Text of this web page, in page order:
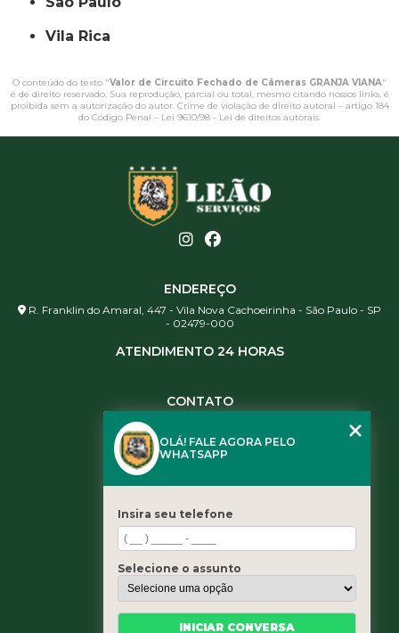
Vila Rica
O conteúdo do texto "Valor de Circuito Fechado de Câmeras GRANJA VIANA"
é de direito reservado. Sua reprodução, parcial ou total, mesmo citando nossos links, é
proibida sem a autorização do autor. Crime de violação de direito autoral – artigo 184
do Código Penal – Lei 9610/98 - Lei de direitos autorais.
ENDEREÇO
R. Franklin do Amaral, 447 - Vila Nova Cachoeirinha - São Paulo - SP
- 02479-000
ATENDIMENTO 24 HORAS
CONTATO
(11) 3461-5871
contato@leaoservicos.com.br
Home
Quem somos
Serviços
Blog
OLÁ! FALE AGORA PELO
WHATSAPP
Insira seu telefone
Selecione o assunto
INICIAR CONVERSA